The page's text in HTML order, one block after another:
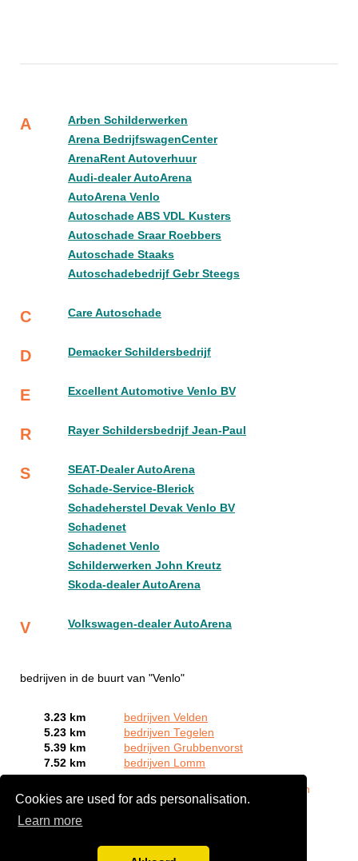
Cookies are used for ads personalisation.
Learn more
A
Arben Schilderwerken
Arena BedrijfswagenCenter
ArenaRent Autoverhuur
Audi-dealer AutoArena
AutoArena Venlo
Autoschade ABS VDL Kusters
Autoschade Sraar Roebbers
Autoschade Staaks
Autoschadebedrijf Gebr Steegs
C Care Autoschade
D Demacker Schildersbedrijf
E Excellent Automotive Venlo BV
R Rayer Schildersbedrijf Jean-Paul
S
SEAT-Dealer AutoArena
Schade-Service-Blerick
Schadeherstel Devak Venlo BV
Schadenet
Schadenet Venlo
Schilderwerken John Kreutz
Skoda-dealer AutoArena
V Volkswagen-dealer AutoArena
bedrijven in de buurt van "Venlo"
3.23 km
bedrijven Velden
5.23 km
bedrijven Tegelen
5.39 km
bedrijven Grubbenvorst
7.52 km
bedrijven Lomm
Meld een
bedrijf gratis aan